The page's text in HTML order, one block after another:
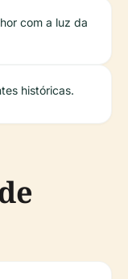
com a luz da
históricas.